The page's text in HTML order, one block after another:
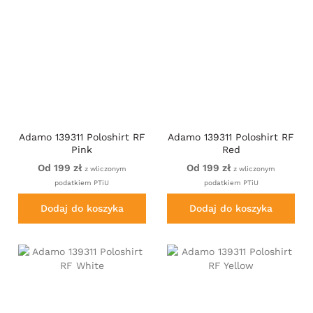
Adamo 139311 Poloshirt RF
Pink
Od 199 zł z wliczonym
podatkiem PTiU
Dodaj do koszyka
Adamo 139311 Poloshirt RF
Red
Od 199 zł z wliczonym
podatkiem PTiU
Dodaj do koszyka